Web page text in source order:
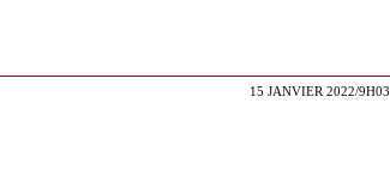
15 JANVIER 2022/9H03